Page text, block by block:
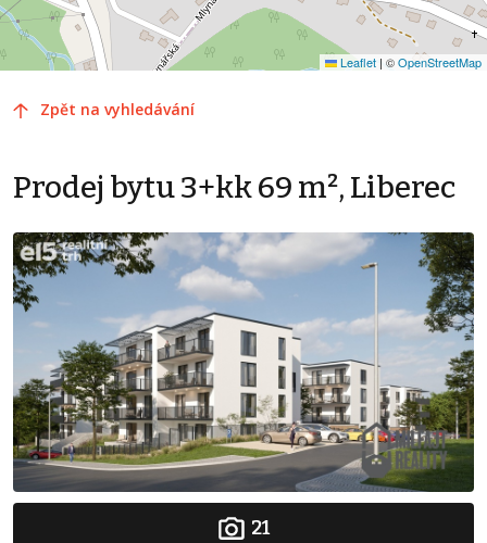
Leaflet | ©OpenStreetMap
Zpět na vyhledávání
Prodej bytu 3+kk 69 m², Liberec
21